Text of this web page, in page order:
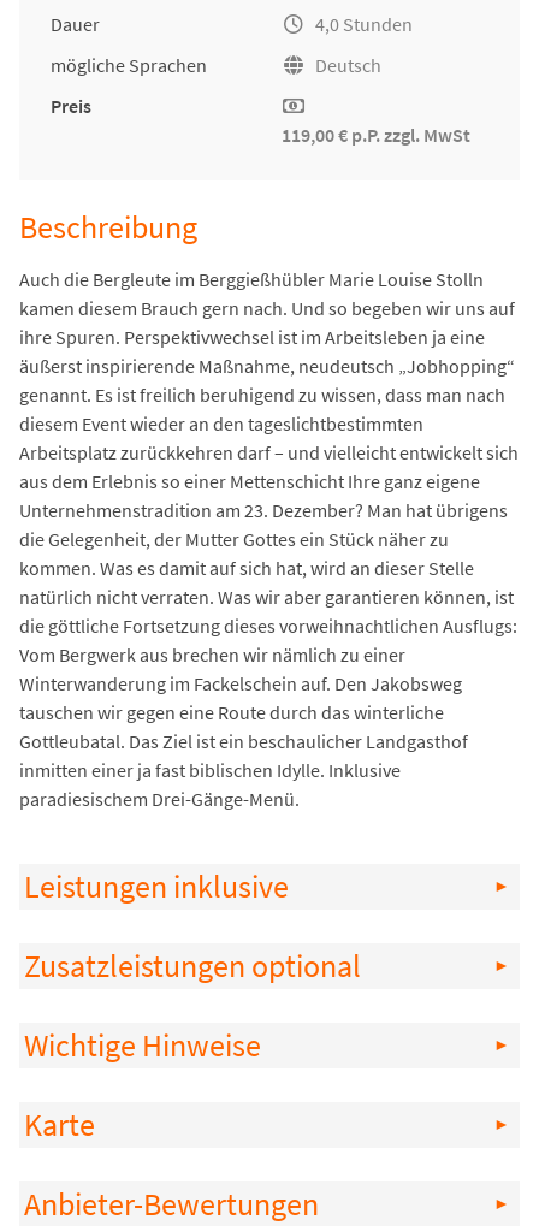
Dauer
4,0 Stunden
mögliche Sprachen
Deutsch
Preis
119,00 € p.P. zzgl. MwSt
Beschreibung
Auch die Bergleute im Berggießhübler Marie Louise Stolln
kamen diesem Brauch gern nach. Und so begeben wir uns auf
ihre Spuren. Perspektivwechsel ist im Arbeitsleben ja eine
äußerst inspirierende Maßnahme, neudeutsch „Jobhopping“
genannt. Es ist freilich beruhigend zu wissen, dass man nach
diesem Event wieder an den tageslichtbestimmten
Arbeitsplatz zurückkehren darf – und vielleicht entwickelt sich
aus dem Erlebnis so einer Mettenschicht Ihre ganz eigene
Unternehmenstradition am 23. Dezember? Man hat übrigens
die Gelegenheit, der Mutter Gottes ein Stück näher zu
kommen. Was es damit auf sich hat, wird an dieser Stelle
natürlich nicht verraten. Was wir aber garantieren können, ist
die göttliche Fortsetzung dieses vorweihnachtlichen Ausflugs:
Vom Bergwerk aus brechen wir nämlich zu einer
Winterwanderung im Fackelschein auf. Den Jakobsweg
tauschen wir gegen eine Route durch das winterliche
Gottleubatal. Das Ziel ist ein beschaulicher Landgasthof
inmitten einer ja fast biblischen Idylle. Inklusive
paradiesischem Drei-Gänge-Menü.
Leistungen inklusive
Zusatzleistungen optional
Wichtige Hinweise
Karte
Anbieter-Bewertungen